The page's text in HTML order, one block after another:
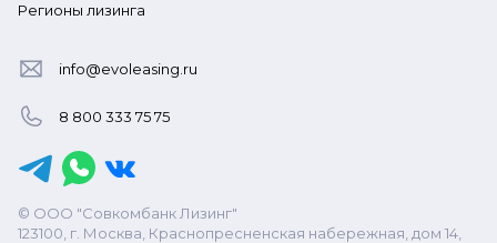
Регионы лизинга
info@evoleasing.ru
8 800 333 75 75
© ООО "Совкомбанк Лизинг"
123100, г. Москва, Краснопресненская набережная, дом 14,